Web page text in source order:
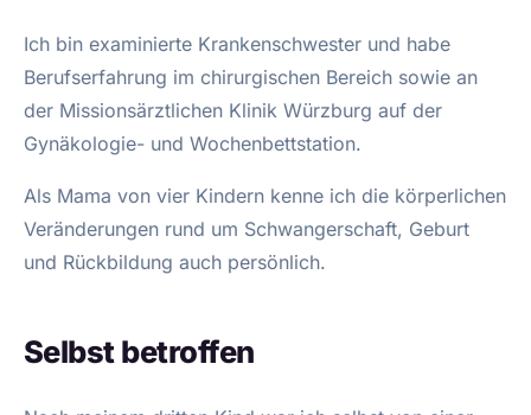
Ich bin examinierte Krankenschwester und habe
Berufserfahrung im chirurgischen Bereich sowie an
der Missionsärztlichen Klinik Würzburg auf der
Gynäkologie- und Wochenbettstation.
Als Mama von vier Kindern kenne ich die körperlichen
Veränderungen rund um Schwangerschaft, Geburt
und Rückbildung auch persönlich.
Selbst betroffen